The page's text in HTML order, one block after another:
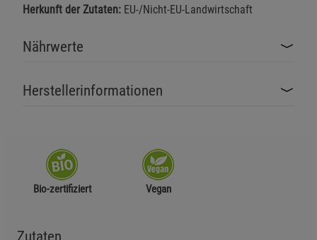
Herkunft der Zutaten: EU-/Nicht-EU-Landwirtschaft
Nährwerte
Herstellerinformationen
Bio-zertifiziert Vegan
Zutaten